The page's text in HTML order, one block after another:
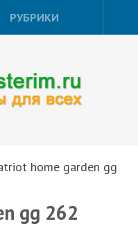
РУБРИКИ
home garden gg
gg 262